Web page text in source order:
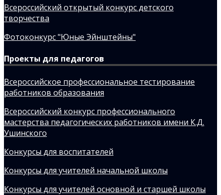
Всероссийский открытый конкурс детского
творчества
Фотоконкурс "Юные Эйнштейны"
Проекты для педагогов
Всероссийское профессиональное тестирование
работников образования
Всероссийский конкурс профессионального
мастерства педагогических работников имени К.Д.
Ушинского
Конкурсы для воспитателей
Конкурсы для учителей начальной школы
Конкурсы для учителей основной и старшей школы